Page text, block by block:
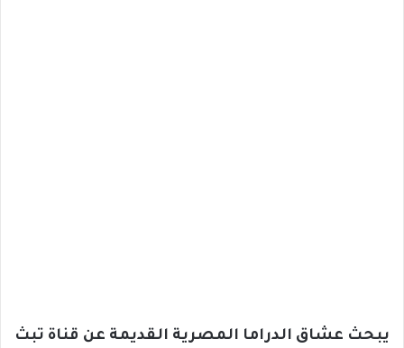
يبحث عشاق الدراما المصرية القديمة عن قناة تبث